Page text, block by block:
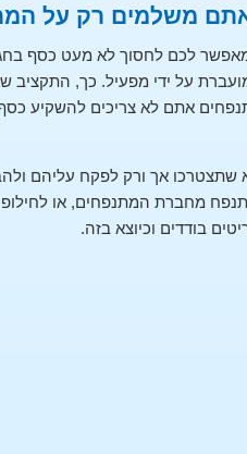
משלמים רק על
לכם לחסוך לא מעט כסף
על ידי מפעיל. כך, התקציב
אתם לא צריכים להשקיע
שתצטרכו אך ורק לפקח עליהם
מחברת המתנפחים, או
בודדים וכיוצא בזה.